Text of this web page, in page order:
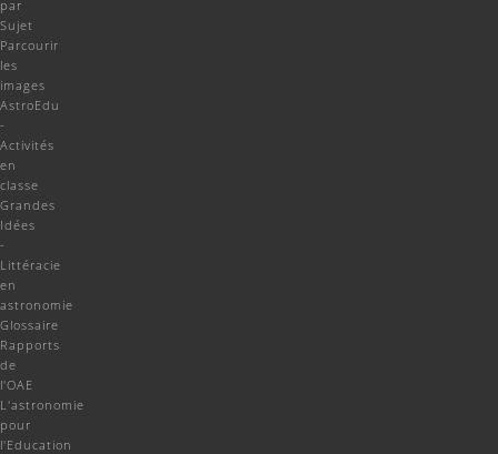
par
Sujet
Parcourir
les
images
AstroEdu
-
Activités
en
classe
Grandes
Idées
-
Littéracie
en
astronomie
Glossaire
Rapports
de
l'OAE
L'astronomie
pour
l'Education